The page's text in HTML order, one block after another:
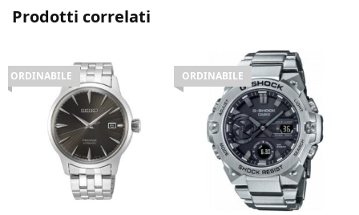
Prodotti correlati
ORDINABILE ORDINABILE